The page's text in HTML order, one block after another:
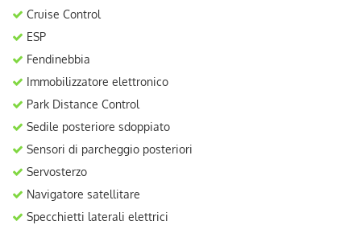
Cruise Control
ESP
Fendinebbia
Immobilizzatore elettronico
Park Distance Control
Sedile posteriore sdoppiato
Sensori di parcheggio posteriori
Servosterzo
Navigatore satellitare
Specchietti laterali elettrici